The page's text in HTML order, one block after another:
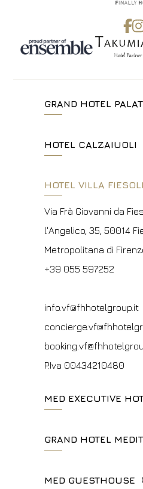
GRAND HOTEL
+39 06 4814927
P.Iva 00434210480
HOTEL CALZAIUOLI
+39 055 212456
info.hc@fhhotelgroup.it
HOTEL VILLA
Via Frà Giovanni da
l'Angelico, 35, 50014
Metropolitana di
+39 055 597252
info.vf@fhhotelgroup.it
P.Iva 00434210480
MED EXECUTIVE
+39 055 06 92 860
GRAND HOTEL
+39 055 660241
MED GUESTHOUSE